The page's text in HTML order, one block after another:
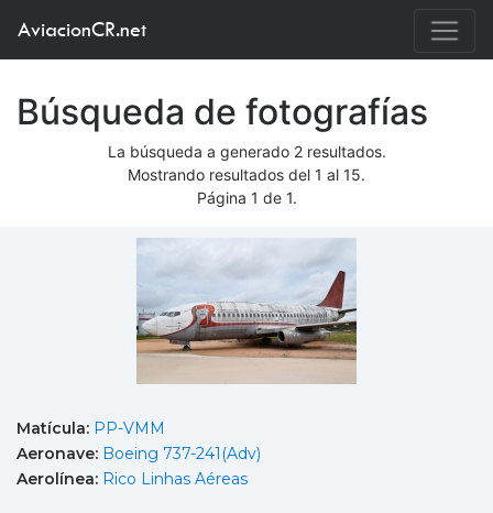
AviacionCR.net
Búsqueda de fotografías
La búsqueda a generado 2 resultados.
Mostrando resultados del 1 al 15.
Página 1 de 1.
Matícula: PP-VMM
Aeronave: Boeing 737-241(Adv)
Aerolínea: Rico Linhas Aéreas